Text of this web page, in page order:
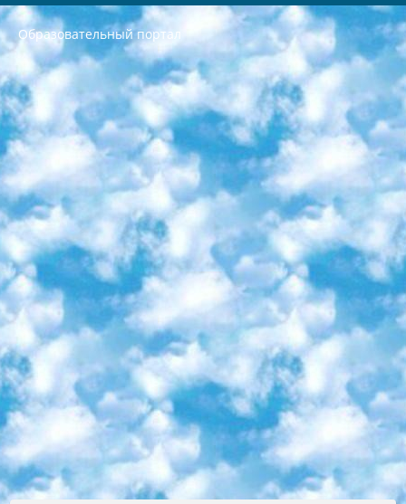
Образовательный портал
РЕСПУБЛИКА УЗБЕКИСТАН МИНИСТРЕРСТВО ДОШКОЛЬНОГО И ШКОЛЬНОГО ОБРАЗОВАНИЯ КОМАНДА в общеобразовательных учреждениях в 2023-2024 учебном году организация и проведение итоговой государственной аттестации обучающихся о Министра дошкольного и школьного образования Республики Узбекистан от 4 марта 2008 года (постановлением Минюста от 20 марта 2008 года № 1778 государственной регистрации) «Итоговое состояние учащихся общего среднего образования на основании положения об утверждении положения об аттестации общего среднего образования выпускной экзамен студентов в образовательных учреждениях в 2023-2024 учебном году В целях организации и прохождения аттестации приказываю: 1. Следующее: перечень предметов, по которым будет проводиться итоговая государственная аттестация и экзамен формы перевода согласно приложению 1; сертификаты международного образца, оценивающие уровень владения иностранными языками перечень согласно приложению 2; 2. Педагогический при специализированных образовательных учреждениях. научно-практический центр квалификации и международной оценки (Д.Давидова) 2024 г. До 25 марта: задания по предметам, по которым будет проводиться итоговая аттестация разработка и утверждение технических условий; итоговая аттестация на основании разработанного предметного задания разработка вопросов по предметам (устно и письменно), экзамен передача; общеобразовательные средние школы и специальные учебные заведения учащиеся выпускных классов школ и интернатов в агентской системе подготовка базы данных экзаменационных материалов и критериев оценки; перевод базы экзаменационных материалов на все языки обучения подать в Республиканский образовательный центр для изготовления; варианты экзаменов на основе разработанных контрольных материалов пусть будут поставлены задачи формирования. 3. Республиканский образовательный центр (Ш.Худайкулов) до 5 апреля 2024 года. до: база данных предоставленных экзаменационных материалов на все языки обучения перевод и экспертиза; для слепых, слабовидящих, глухих, слабослышащих и умственно отсталых детей учащиеся выпускных классов специализированных школ и школ-интернатов база данных экзаменационных материалов на всех преподаваемых языках подготовка критериев оценки; специализированные школы для умственно отсталых детей и технологии для учащихся выпускных классов школ-интернатов разработка соответствующих рекомендаций и критериев проведения ЕГЭ по естествознанию давать задания. 4. Педагогический при специализированных образовательных учреждениях. Научно-практический центр навыков и международной оценки (Д.Давидова), Республика образовательный центр (Худайкулов Ш.) итоговый государственный аттестационный экзамен ориентирован на творческое и логическое мышление при подготовке базы материалов учитывать введение заданий. 5. Следует отметить, что: сертификат государственного образца о знании общеобразовательного предмета и как минимум национальный уровень B1 по предметам на иностранных языках, указанным в Приложении 2. или международно признанный сертификат эквивалентного уровня студенты, изучающие определенный предмет, освобождаются от экзамена; по соответствующим предметам запланирована итоговая государственная аттестация за день до дня, путем жеребьевки Рабочей группой (в письменной форме по предметам, проводимым в форме) из числа сформированных вариантов выбрано 2 варианта; 2 выбранных варианта экзамена анонсированы на официальном сайте министерства и все выпускники по всей стране на основе этих вариантов проводит итоговую государственную аттестацию. 6. Государственное образование учащихся средних общеобразовательных учреждений. знания в соответствии с квалификационными требованиями, которые необходимо приобрести на основании стандартов итоговый (выпускной) контроль для 9 и 11 классов в целях тестирования Экзамены (далее – экзамены) состоят из предметов, перечисленных в приложении 1. будет сделано. 7. Экзамены пройдут с 26 мая по 15 июня 2024 г. (кроме науки физического воспитания). 8. Физическая для учащихся 9 классов общесредних образовательных учреждений. Экзамены по предмету «Образование, квалификация медицина» 1-6 мая 2024 года. сотрудники перевести под присмотр (с отклонениями в физическом или умственном развитии) специализированная школа для детей, школы-интернаты и со сколиозом школы-интернаты санаторного типа для больных детей исключены). 9. Он был слепым, слабовидящим и имел нарушения опорно-двигательного аппарата. экзамены в специализированных школах и интернатах для детей должны проводиться исходя из требований, предъявляемых к общеобразовательным учреждениям (физкультура кроме науки). 10. Специализированная школа для глухих и слабослышащих детей. и экзамены в интернатах и быть реализован в виде письменного теста по математике. 11. Специальность для умственно отсталых детей. Для 9 класса Родной язык и литературное письмо Государственный язык (язык обучения – узбекский). для неклассов) написано Математическое письмо Письменная/устная история Узбекистана Физическое воспитание практично Итоговый контроль Для 11 класса Написание родного языка и литературы (эссе) Математическое письмо Узбекский язык (обучение на узбекском языке) не посещающее общее среднее образование для учреждений)/Образовательное учреждение выбор письменный и устный Иностранный язык письменный/устный Письменная/устная история Узбекистана *По выбору студента:  Химия  Физика  Основы государственного права  География 10 бесплатных образовательных ресурсов - Мы составили подборку онлайн-проектов с интерактивными упражнениями, видеолекциями и статьями. Они помогут вам обрести новые и освежить старые знания бесплатно. 1. «ИНТУИТ» Старейшая образовательная площадка Рунета. Здесь вы найдёте сотни текстовых и видеокурсов на десятки различных тем — от программирования до психологии. Многие курсы подготовлены российскими университетами и крупными международными компаниями вроде Intel и Microsoft. Самостоятельное обучение бесплатное, но желающие могут оплатить услуги персональных наставников. 2. «Смартия» знакомит с актуальными профессиями и подсказывает, как им обучаться. Выбрав заинтересовавшую вас специальность — SMM-специалист, фотограф, веб-дизайнер или другую, — увидите список необходимых для неё умений. Чтобы вы могли освоить их самостоятельно, для каждого умения площадка отображает подборку ссылок на учебные материалы. Хотя «Смартия» ориентируется на русскоязычную аудиторию, часть контента всё же доступна только на английском. 3. «Лекторий Физтеха» Проект Московского физико-технического института (Физтеха). С его помощью вы можете смотреть онлайн серии лекций, записанные на видео в этом вузе. В числе доступных предметов — физика, биология, химия, информационные технологии и другие. К некоторым лекциям администрация ресурса прилагает готовые конспекты, которые можно скачивать в PDF-формате. 4. ITMOcourses Онлайн-площадка Санкт-Петербургского национального исследовательского университета информационных технологий, механики и оптики (ИТМО). Ресурс предоставляет свободный доступ к курсам, разработанным в этом вузе. Каталог материалов разбит на четыре категории: «Оптические системы и технологии», «Приборостроение и робототехника», «Информационные технологии» и «Биотехнологии». Курсы состоят из видеолекций, интерактивных демонстраций и заданий. 5. «КиберЛенинка» Электронная научная библиотека открытого доступа. Каталог площадки регулярно обрастает текстами статей из различных научных изданий. Сгруппированные по журналам и рубрикам публикации можно читать онлайн или скачивать целиком в PDF-формате. Проект нацелен на популяризацию науки за счёт открытого доступа к качественной информации. 6. «ПостНаука» На этом ресурсе публикуют подборки видеолекций, составленные экспертами из разных отраслей и объединённые общими темами. Среди них, к примеру, есть серии «Биоинформатика и геномика», «Культура средневековой Скандинавии» и Cinema Studies о теории кино. Каждая подборка лекций — логически связанная история, рассказанная экспертом от первого лица. Кроме того, на сайте появляются научно-образовательные статьи и тесты на разные темы. 7. «Newочём» Команда проекта «Newочём» отбирает самые интересные тексты из англоязычных СМИ и переводит те из них, за которые голосуют участники сообщества «ВКонтакте». По большей части это научно-популярные статьи. Редакторы придумывают лишь заголовки, в остальном содержание переводов соответствует оригиналам. Полные тексты можно читать прямо в социальной сети. 8. InternetUrok Онлайн-база материалов по основным дисциплинам школьной программы. Информация на сайте структурирована по классам, предметам и темам (урокам). Каждый урок состоит из видеолекций и конспектов. Есть также интерактивные тренажёры и тесты для закрепления пройденного материала. Даже если вы давно окончили школу, возможность повторить программу старших классов всегда может пригодиться. 9. Edutainme Ещё один ресурс об образовании. В отличие от Newtonew, как мне кажется, Edutainme больше ориентируется на представителей индустрии: педагогов, предпринимателей, разработчиков образовательных проектов. Но и любой, кто просто стремится к саморазвитию, найдёт на сайте много полезного и интересного для себя. Например, информацию о новых курсах и образовательных сервисах. 10. Newtonew Онлайн-медиа об образовании и обучении в широком смысле. Авторы Newtonew пишут об инструментах, заведениях, тактиках и стратегиях, которые помогают учить других и получать новые знания самостоятельно. На этой площадке вы найдёте новости, обзоры, аналитические мат